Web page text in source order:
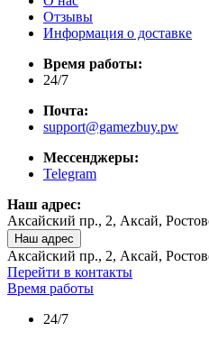
Отзывы
Информация о доставке
Время работы:
24/7
Почта:
support@gamezbuy.pw
Мессенджеры:
Telegram
Наш адрес:
Аксайский пр., 2, Аксай,
Наш адрес
Аксайский пр., 2, Аксай,
Перейти в контакты
Время работы
24/7